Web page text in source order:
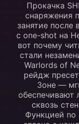
Прокачка
снаряжения
занятие после
с one-shot на
вот почему
стали
Warlords of
рейдж
Зоне —
обеспечивают
сквозь
Функцией no